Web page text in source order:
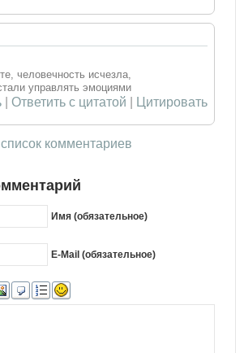
человечность исчезла,
управлять эмоциями
Ответить с цитатой Цитировать
комментариев
Имя (обязательное)
E-Mail (обязательное)